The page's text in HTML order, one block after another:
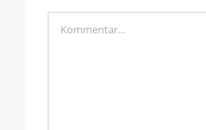
Kommentar